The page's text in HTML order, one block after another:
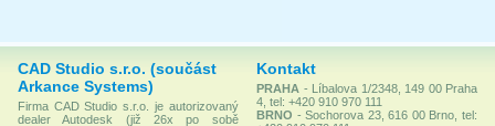
CAD Studio s.r.o. (součást
Arkance Systems)
Firma CAD Studio s.r.o. je autorizovaný
dealer Autodesk (již 26x po sobě
Kontakt
PRAHA - Líbalova 1/2348, 149 00 Praha
4, tel: +420 910 970 111
BRNO - Sochorova 23, 616 00 Brno, tel: